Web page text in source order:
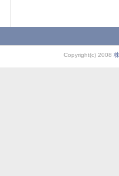
Copyright(c) 2008